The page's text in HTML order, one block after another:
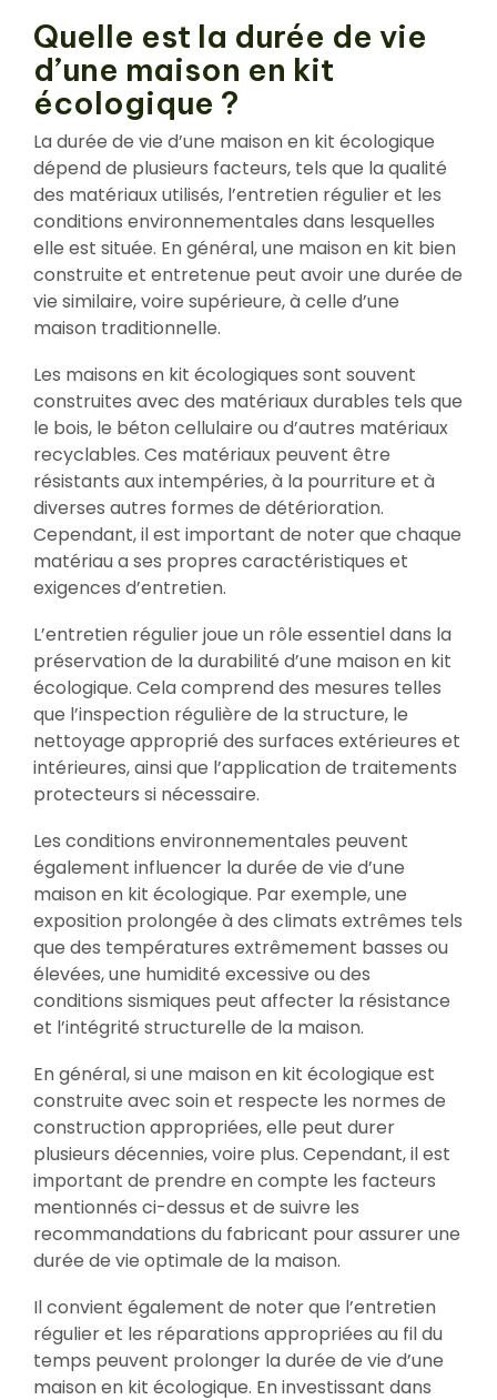
Quelle est la durée de vie
d’une maison en kit
écologique ?
La durée de vie d’une maison en kit écologique
dépend de plusieurs facteurs, tels que la qualité
des matériaux utilisés, l’entretien régulier et les
conditions environnementales dans lesquelles
elle est située. En général, une maison en kit bien
construite et entretenue peut avoir une durée de
vie similaire, voire supérieure, à celle d’une
maison traditionnelle.
Les maisons en kit écologiques sont souvent
construites avec des matériaux durables tels que
le bois, le béton cellulaire ou d’autres matériaux
recyclables. Ces matériaux peuvent être
résistants aux intempéries, à la pourriture et à
diverses autres formes de détérioration.
Cependant, il est important de noter que chaque
matériau a ses propres caractéristiques et
exigences d’entretien.
L’entretien régulier joue un rôle essentiel dans la
préservation de la durabilité d’une maison en kit
écologique. Cela comprend des mesures telles
que l’inspection régulière de la structure, le
nettoyage approprié des surfaces extérieures et
intérieures, ainsi que l’application de traitements
protecteurs si nécessaire.
Les conditions environnementales peuvent
également influencer la durée de vie d’une
maison en kit écologique. Par exemple, une
exposition prolongée à des climats extrêmes tels
que des températures extrêmement basses ou
élevées, une humidité excessive ou des
conditions sismiques peut affecter la résistance
et l’intégrité structurelle de la maison.
En général, si une maison en kit écologique est
construite avec soin et respecte les normes de
construction appropriées, elle peut durer
plusieurs décennies, voire plus. Cependant, il est
important de prendre en compte les facteurs
mentionnés ci-dessus et de suivre les
recommandations du fabricant pour assurer une
durée de vie optimale de la maison.
Il convient également de noter que l’entretien
régulier et les réparations appropriées au fil du
temps peuvent prolonger la durée de vie d’une
maison en kit écologique. En investissant dans